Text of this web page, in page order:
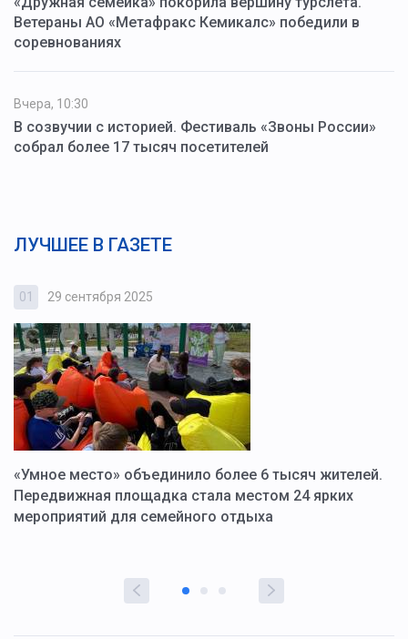
Ветераны АО «Метафракс Кемикалс» победили в
соревнованиях
Вчера, 10:30
В созвучии с историей. Фестиваль «Звоны России»
собрал более 17 тысяч посетителей
ЛУЧШЕЕ В ГАЗЕТЕ
01 29 сентября 2025
«Умное место» объединило более 6 тысяч жителей.
Передвижная площадка стала местом 24 ярких
мероприятий для семейного отдыха